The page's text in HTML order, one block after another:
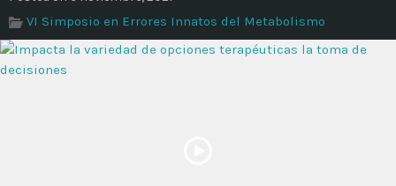
VI Simposio en Errores Innatos del Metabolismo